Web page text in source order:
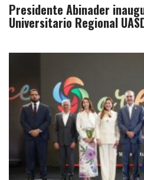
Presidente Abinader
Universitario Regional